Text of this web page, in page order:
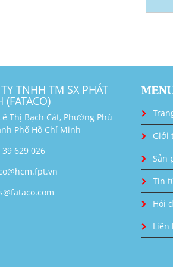
TNHH TM SX PHÁT
(FATACO)
Thị Bạch Cát, Phường Phú
Phố Hồ Chí Minh
629 026
Giới
Sản
Tin
Hỏi
Liên